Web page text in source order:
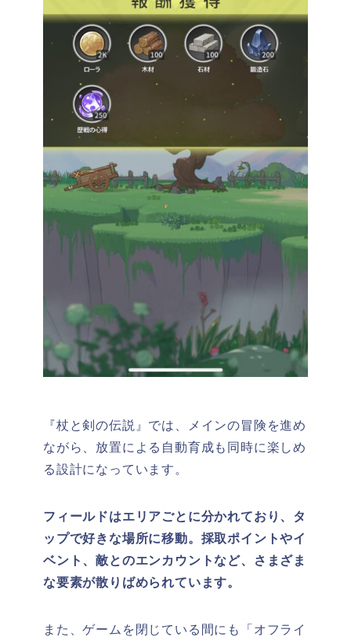
『杖と剣の伝説』では、メインの冒険を進め
ながら、放置による自動育成も同時に楽しめ
る設計になっています。
フィールドはエリアごとに分かれており、タ
ップで好きな場所に移動。採取ポイントやイ
ベント、敵とのエンカウントなど、さまざま
な要素が散りばめられています。
また、ゲームを閉じている間にも「オフライ